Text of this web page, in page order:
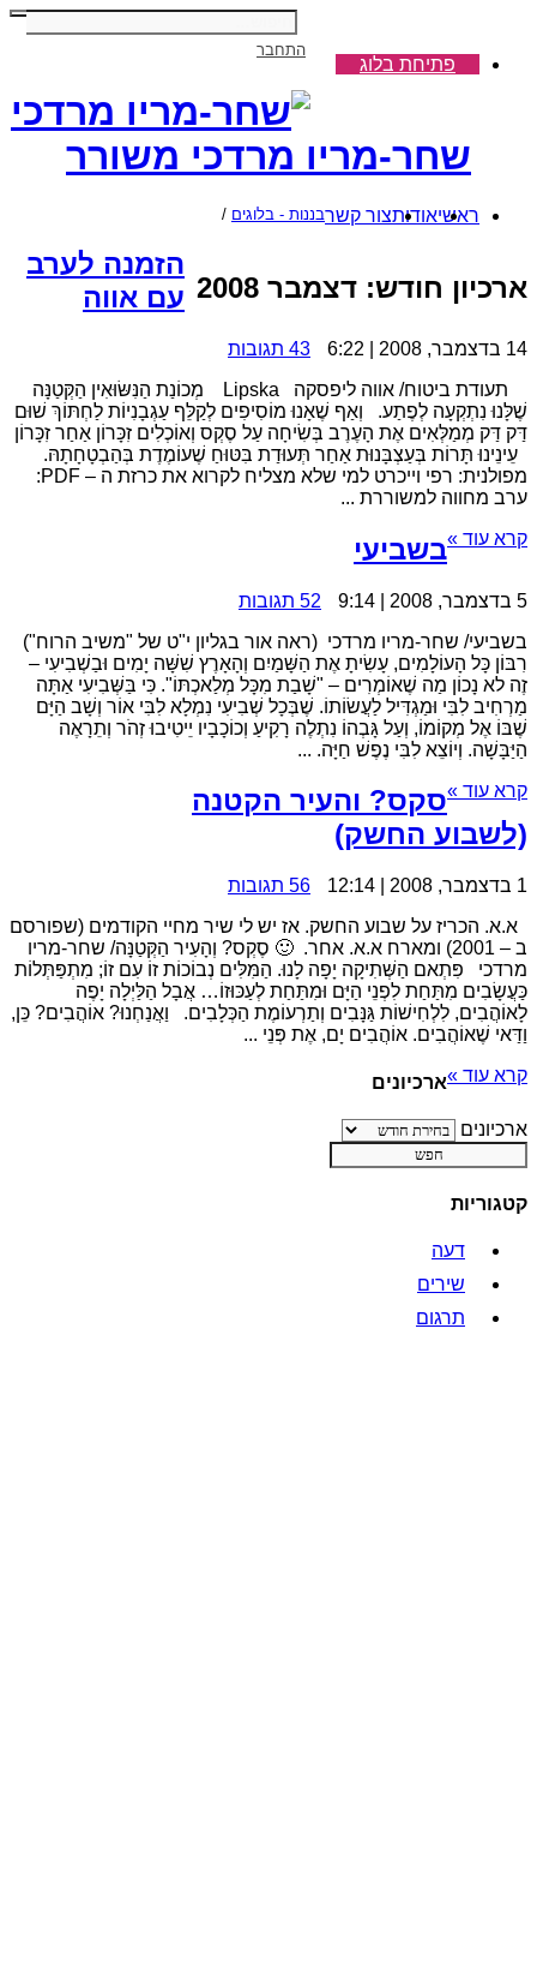
פתיחת בלוג
התחבר
שחר-מריו מרדכי משורר
ראשיאודותצור קשרבננות - בלוגים /
ארכיון חודש: דצמבר 2008
הזמנה לערב
עם אווה
14 בדצמבר, 2008 | 6:22
43 תגובות
תעודת ביטוח/ אווה ליפסקה Lipska מְכוֹנַת הַנִּשּׂוּאִין הַקְּטַנָּה
שֶׁלָּנוּ נִתְקְעָה לְפֶתַע. וְאַף שֶׁאָנוּ מוֹסִיפִים לְקַלֵּף עַגְבָנִיוֹת לַחְתּוֹךְ שׁוּם
דַּק דַּק מְמַלְּאִים אֶת הָעֶרֶב בְּשִׂיחָה עַל סֶקְס וְאוֹכְלִים זִכָּרוֹן אַחַר זִכָּרוֹן
עֵינֵינוּ תָּרוֹת בְּעַצְבָּנוּת אַחַר תְּעוּדַת בִּטּוּחַ שֶׁעוֹמֶדֶת בְּהַבְטָחָתָהּ.
מפולנית: רפי וייכרט למי שלא מצליח לקרוא את כרזת ה – PDF:
ערב מחווה למשוררת ...
קרא עוד »בשביעי
5 בדצמבר, 2008 | 9:14
52 תגובות
בשביעי/ שחר-מריו מרדכי (ראה אור בגליון י"ט של "משיב הרוח")
רִבּוֹן כָּל הָעוֹלָמִים, עָשִׂיתָ אֶת הַשָּׁמַיִם וְהָאָרֶץ שִׁשָּׁה יָמִים וּבַשְׁבִיעִי –
זֶה לא נָכוֹן מַה שֶׁאוֹמְרִים – "שָׁבַת מִכָּל מְלַאכְתּוֹ". כִּי בַּשְּׁבִיעִי אַתָּה
מַרְחִיב לִבִּי וּמַגְדִּיל לַעֲשׂוֹתוֹ. שֶׁבְּכָל שְׁבִיעִי נִמְלָא לִבִּי אוֹר וְשָׁב הַיָּם
שֶׁבּוֹ אֶל מְקוֹמוֹ, וְעַל גָּבְהוֹ נִתְלֶה רָקִיעַ וְכוֹכָבָיו יֵיטִיבוּ זְהֹר וְתֵרָאֶה
הַיַּבָּשָׁה. וְיוֹצֵא לִבִּי נֶפֶשׁ חַיָּה. ...
קרא עוד »סקס? והעיר הקטנה
(לשבוע החשק)
1 בדצמבר, 2008 | 12:14
56 תגובות
א.א. הכריז על שבוע החשק. אז יש לי שיר מחיי הקודמים (שפורסם
ב – 2001) ומארח א.א. אחר. 🙂 סֶקְס? וְהָעִיר הַקְּטַנָּה/ שחר-מריו
מרדכי פִּתְאם הַשְּׁתִיקָה יָפָה לָנוּ. הַמִּלִּים נְבוֹכוֹת זוֹ עִם זוֹ; מִתְפַּתְּלוֹת
כַּעֲשָׂבִים מִתַּחַת לִפְנֵי הַיָּם וּמִתַּחַת לְעַכּוּזוֹ… אֲבָל הַלַּיְלָה יָפֶה
לָאוֹהֲבִים, לִלְחִישׁוֹת גַּנָּבִים וְתַרְעוֹמֶת הַכְּלָבִים. וַאֲנַחְנוּ? אוֹהֲבִים? כֵּן,
וַדַּאי שֶׁאוֹהֲבִים. אוֹהֲבִים יָם, אֶת פְּנֵי ...
קרא עוד »ארכיונים
ארכיונים
קטגוריות
דעה
שירים
תרגום